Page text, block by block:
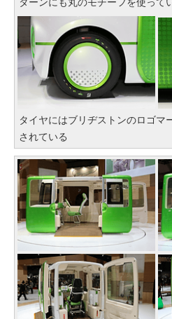
タイヤにはブリヂストンのロゴマ
されている